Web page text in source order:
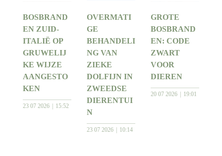
BOSBRAND
EN ZUID-
ITALIË OP
GRUWELIJ
KE WIJZE
AANGESTO
KEN
23 07 2026 15:52
OVERMATI
GE
BEHANDELI
NG VAN
ZIEKE
DOLFIJN IN
ZWEEDSE
DIERENTUI
N
23 07 2026 10:14
GROTE
BOSBRAND
EN: CODE
ZWART
VOOR
DIEREN
20 07 2026 19:01